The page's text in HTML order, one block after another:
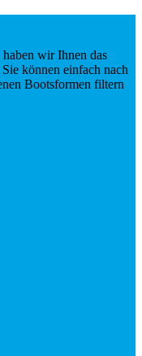
wir Ihnen das
können einfach nach
Bootsformen filtern